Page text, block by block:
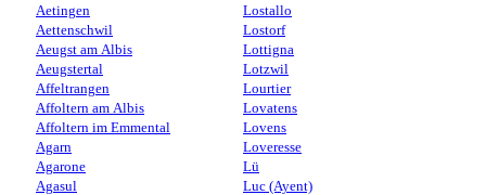
Aetingen
Aettenschwil
Aeugst am Albis
Aeugstertal
Affeltrangen
Affoltern am Albis
Affoltern im Emmental
Agarn
Agarone
Agasul
Lostallo
Lostorf
Lottigna
Lotzwil
Lourtier
Lovatens
Lovens
Loveresse
Lü
Luc (Ayent)